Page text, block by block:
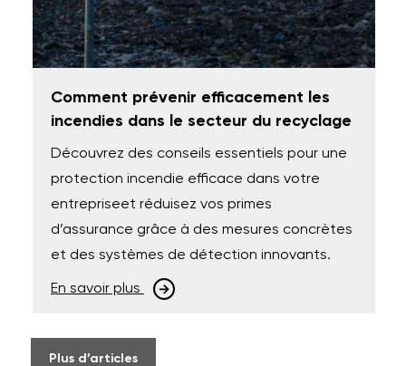
Comment prévenir efficacement les
incendies dans le secteur du recyclage
Découvrez des conseils essentiels pour une
protection incendie efficace dans votre
entrepriseet réduisez vos primes
d’assurance grâce à des mesures concrètes
et des systèmes de détection innovants.
En savoir plus
Plus d’articles